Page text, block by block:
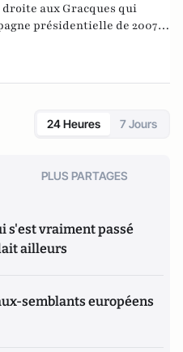
aux Gracques qui
présidentielle de 2007
PS-UDF. Les Arvernes,
de réalité dans lequel
24 Heures 7 Jours
PLUS PARTAGES
s'est vraiment passé
ailleurs
semblants européens